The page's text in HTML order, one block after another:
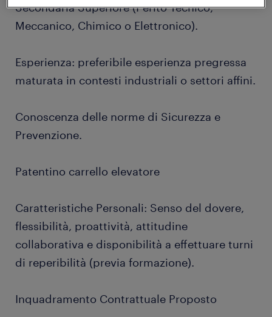
Secondaria Superiore (Perito Tecnico,
Meccanico, Chimico o Elettronico).
Esperienza: preferibile esperienza pregressa
maturata in contesti industriali o settori affini.
Conoscenza delle norme di Sicurezza e
Prevenzione.
Patentino carrello elevatore
Caratteristiche Personali: Senso del dovere,
flessibilità, proattività, attitudine
collaborativa e disponibilità a effettuare turni
di reperibilità (previa formazione).
Inquadramento Contrattuale Proposto